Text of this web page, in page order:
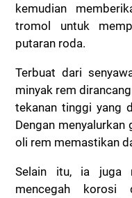
kemudian
tromol untuk
putaran roda.
Terbuat dari
minyak rem
tekanan tinggi yang
Dengan
oli rem memastikan
Selain itu, ia juga
mencegah korosi